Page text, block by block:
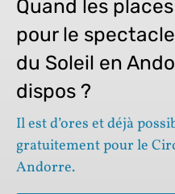
Quand les
pour le
du Soleil en
dispos ?
Il est d’ores et déjà
gratuitement pour le
Andorre.